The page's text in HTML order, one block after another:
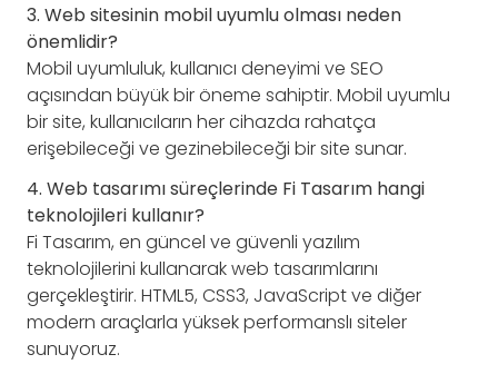
3. Web sitesinin mobil uyumlu olması neden
önemlidir?
Mobil uyumluluk, kullanıcı deneyimi ve SEO
açısından büyük bir öneme sahiptir. Mobil uyumlu
bir site, kullanıcıların her cihazda rahatça
erişebileceği ve gezinebileceği bir site sunar.
4. Web tasarımı süreçlerinde Fi Tasarım hangi
teknolojileri kullanır?
Fi Tasarım, en güncel ve güvenli yazılım
teknolojilerini kullanarak web tasarımlarını
gerçekleştirir. HTML5, CSS3, JavaScript ve diğer
modern araçlarla yüksek performanslı siteler
sunuyoruz.